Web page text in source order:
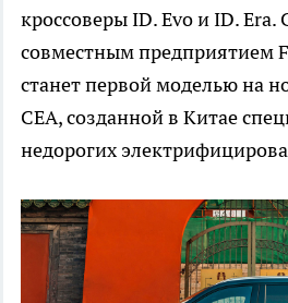
кроссоверы ID. Evo и ID. Era.
совместным предприятием
станет первой моделью на
CEA, созданной в Китае
недорогих